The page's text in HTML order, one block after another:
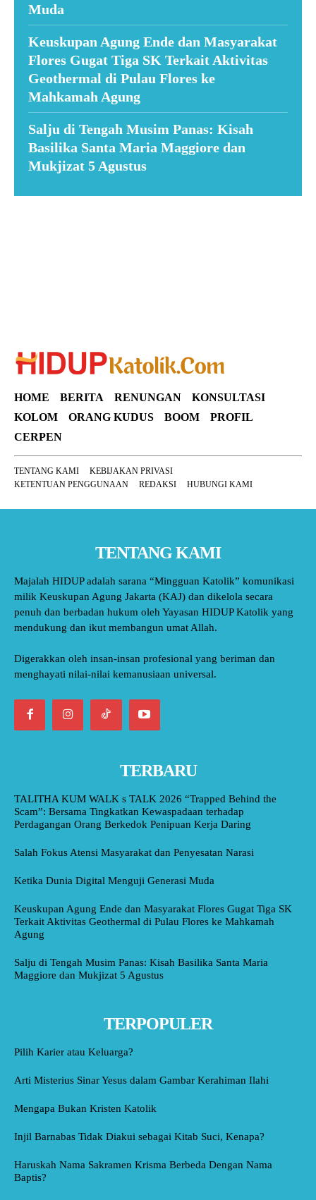
Muda
Keuskupan Agung Ende dan Masyarakat
Flores Gugat Tiga SK Terkait Aktivitas
Geothermal di Pulau Flores ke
Mahkamah Agung
Salju di Tengah Musim Panas: Kisah
Basilika Santa Maria Maggiore dan
Mukjizat 5 Agustus
HOME BERITA RENUNGAN
KONSULTASI
KOLOM
ORANG KUDUS BOOM
PROFIL
CERPEN
TENTANG KAMI
KEBIJAKAN PRIVASI
KETENTUAN PENGGUNAAN
REDAKSI HUBUNGI KAMI
TENTANG KAMI
Majalah HIDUP adalah sarana “Mingguan Katolik” komunikasi
milik Keuskupan Agung Jakarta (KAJ) dan dikelola secara
penuh dan berbadan hukum oleh Yayasan HIDUP Katolik yang
mendukung dan ikut membangun umat Allah.
Digerakkan oleh insan-insan profesional yang beriman dan
menghayati nilai-nilai kemanusiaan universal.
TERBARU
TALITHA KUM WALK s TALK 2026 “Trapped Behind the
Scam”: Bersama Tingkatkan Kewaspadaan terhadap
Perdagangan Orang Berkedok Penipuan Kerja Daring
Salah Fokus Atensi Masyarakat dan Penyesatan Narasi
Ketika Dunia Digital Menguji Generasi Muda
Keuskupan Agung Ende dan Masyarakat Flores Gugat Tiga SK
Terkait Aktivitas Geothermal di Pulau Flores ke Mahkamah
Agung
Salju di Tengah Musim Panas: Kisah Basilika Santa Maria
Maggiore dan Mukjizat 5 Agustus
TERPOPULER
Pilih Karier atau Keluarga?
Arti Misterius Sinar Yesus dalam Gambar Kerahiman Ilahi
Mengapa Bukan Kristen Katolik
Injil Barnabas Tidak Diakui sebagai Kitab Suci, Kenapa?
Haruskah Nama Sakramen Krisma Berbeda Dengan Nama
Baptis?